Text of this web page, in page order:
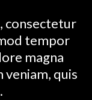
consectetur
tempor
magna
veniam, quis